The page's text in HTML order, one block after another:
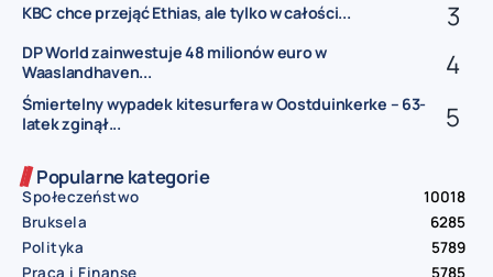
KBC chce przejąć Ethias, ale tylko w całości...
DP World zainwestuje 48 milionów euro w
Waaslandhaven...
Śmiertelny wypadek kitesurfera w Oostduinkerke – 63-
latek zginął...
Popularne kategorie
Społeczeństwo
10018
Bruksela
6285
Polityka
5789
Praca i Finanse
5785